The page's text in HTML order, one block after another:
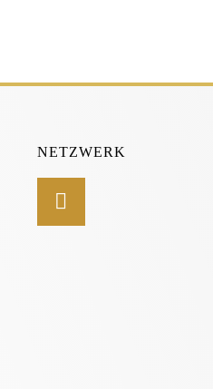
NETZWERK